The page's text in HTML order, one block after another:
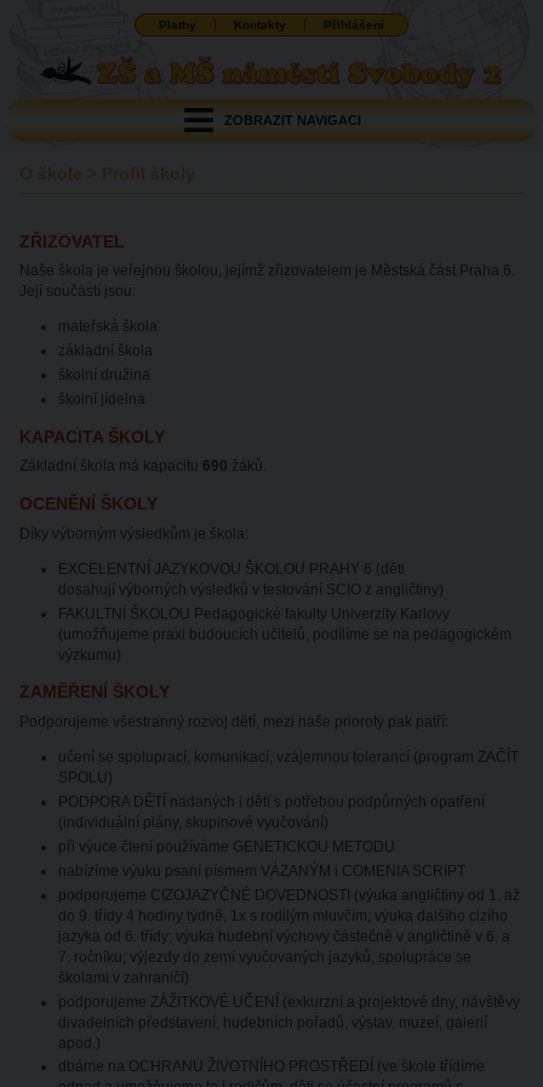
Platby Kontakty Přihlášení
ZOBRAZIT NAVIGACI
O škole > Profil školy
ZŘIZOVATEL
Naše škola je veřejnou školou, jejímž zřizovatelem je Městská část Praha 6.
Její součástí jsou:
mateřská škola
základní škola
školní družina
školní jídelna
KAPACITA ŠKOLY
Základní škola má kapacitu 690 žáků.
OCENĚNÍ ŠKOLY
Díky výborným výsledkům je škola:
EXCELENTNÍ JAZYKOVOU ŠKOLOU PRAHY 6 (děti
dosahují výborných výsledků v testování SCIO z angličtiny)
FAKULTNÍ ŠKOLOU Pedagogické fakulty Univerzity Karlovy
(umožňujeme praxi budoucích učitelů, podílíme se na pedagogickém
výzkumu)
ZAMĚŘENÍ ŠKOLY
Podporujeme všestranný rozvoj dětí, mezi naše prioroty pak patří:
učení se spoluprací, komunikací, vzájemnou tolerancí (program ZAČÍT
SPOLU)
PODPORA DĚTÍ nadaných i dětí s potřebou podpůrných opatření
(individuální plány, skupinové vyučování)
při výuce čtení používáme GENETICKOU METODU
nabízíme výuku psaní písmem VÁZANÝM i COMENIA SCRIPT
podporujeme CIZOJAZYČNÉ DOVEDNOSTI (výuka angličtiny od 1. až
do 9. třídy 4 hodiny týdně, 1x s rodilým mluvčím; výuka dalšího cizího
jazyka od 6. třídy; výuka hudební výchovy částečně v angličtině v 6. a
7. ročníku; výjezdy do zemí vyučovaných jazyků; spolupráce se
školami v zahraničí)
podporujeme ZÁŽITKOVÉ UČENÍ (exkurzní a projektové dny, návštěvy
divadelních představení, hudebních pořadů, výstav, muzeí, galerií
apod.)
dbáme na OCHRANU ŽIVOTNÍHO PROSTŘEDÍ (ve škole třídíme